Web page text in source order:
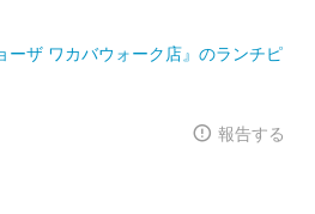
ーザ ワカバウォーク店』のランチピ
報告する